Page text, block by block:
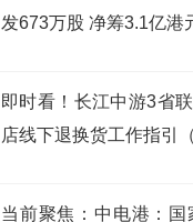
发673万股 净筹3.1亿港
即时看！长江中游3省
店线下退换货工作指引
当前聚焦：中电港：